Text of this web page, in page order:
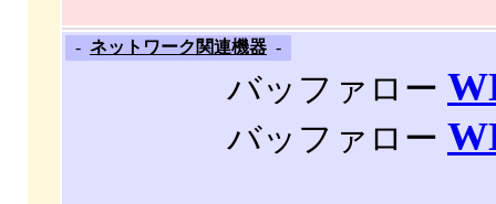
- ネットワーク関連機器 -
バッファロー
バッファロー